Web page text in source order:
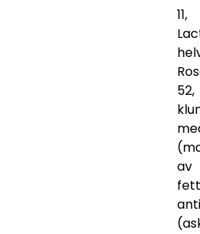
11,
52,
av